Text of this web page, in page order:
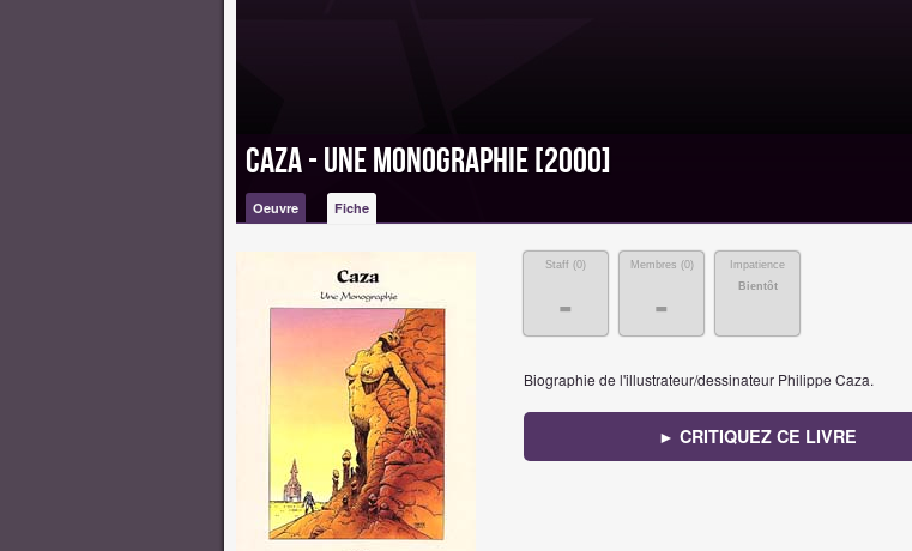
Caza - Une Monographie [2000]
Oeuvre Fiche
Staff (0)
-
Membres (0)
-
Impatience
Bientôt
Biographie de l'illustrateur/dessinateur Philippe Caza.
► CRITIQUEZ CE LIVRE